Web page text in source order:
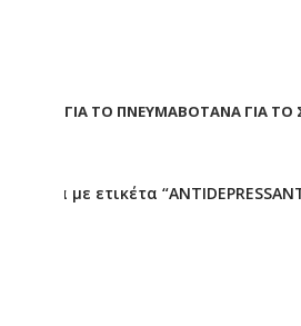
ΒΟΤΑΝΑ ΓΙΑ ΤΟ ΠΝΕΥΜΑΒΟΤΑΝΑ ΓΙΑ
Προϊόντα με ετικέτα